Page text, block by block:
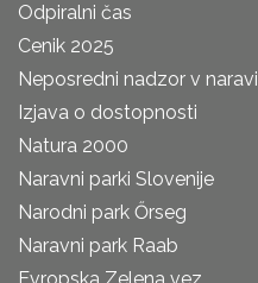
Odpiralni čas
Cenik 2025
Neposredni nadzor v naravi
Izjava o dostopnosti
Natura 2000
Naravni parki Slovenije
Narodni park Őrseg
Naravni park Raab